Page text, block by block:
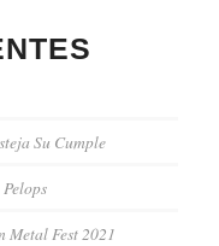
Su Cumple
Metal Fest 2021